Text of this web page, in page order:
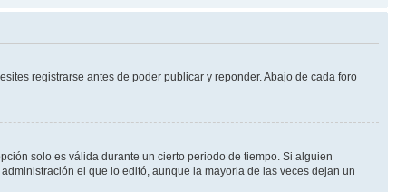
registrarse antes de poder publicar y reponder. Abajo de cada foro
solo es válida durante un cierto periodo de tiempo. Si alguien
el que lo editó, aunque la mayoria de las veces dejan un